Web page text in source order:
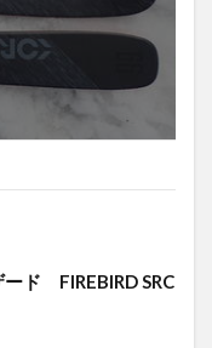
ード FIREBIRD SRC